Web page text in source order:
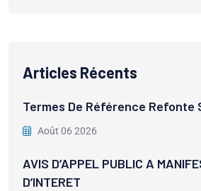
Articles Récents
Termes De Référence Refonte
Août 06 2026
AVIS D’APPEL PUBLIC A
D’INTERET